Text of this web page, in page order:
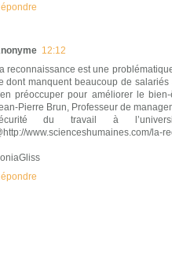
12:12
reconnaissance est une
dont manquent beaucoup de
préoccuper pour améliorer le
Pierre Brun, Professeur de
du travail à
www.scienceshumaines.com/la-